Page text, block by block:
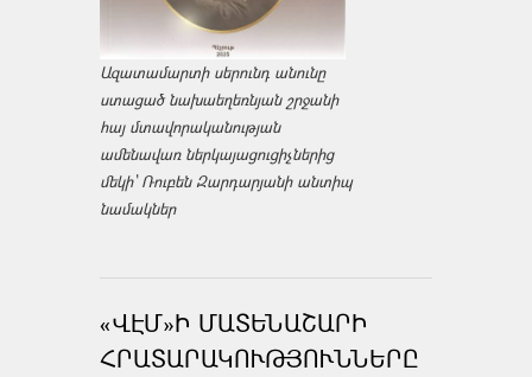
Ազատամարտի սերունդ անունը
ստացած նախաեղեռնյան շրջանի
հայ մտավորականության
ամենավառ ներկայացուցիչներից
մեկի՝ Ռուբեն Զարդարյանի անտիպ
նամակներ
«ՎԷՄ»Ի ՄԱՏԵՆԱՇԱՐԻ
ՀՐԱՏԱՐԱԿՈՒԹՅՈՒՆՆԵՐԸ